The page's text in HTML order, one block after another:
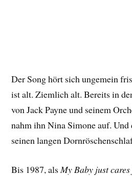
Der Song hört sich ungemein
ist alt. Ziemlich alt. Bereits in
von Jack Payne und seinem
nahm ihn Nina Simone auf.
seinen langen
Bis 1987, als My Baby just